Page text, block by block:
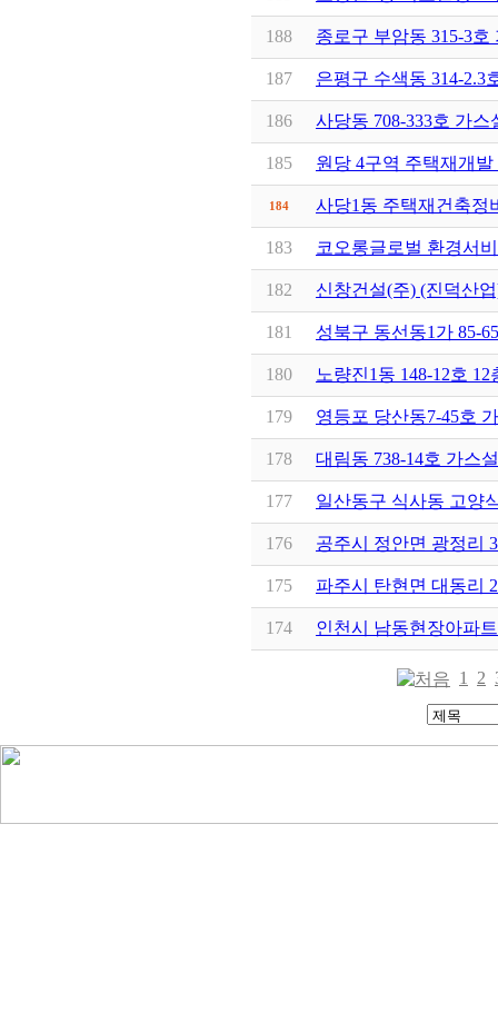
188 종로구 부암동 315-3호
187 은평구 수색동 314-2.3
186 사당동 708-333호 가스
185 원당 4구역 주택재개
184 사당1동 주택재건축정
183 코오롱글로벌 환경서
182 신창건설(주) (진덕산
181 성북구 동선동1가 85-
180 노량진1동 148-12호
179 영등포 당산동7-45호
178 대림동 738-14호 가스
177 일산동구 식사동 고양
176 공주시 정안면 광정리
175 파주시 탄현면 대동리
174 인천시 남동현장아파
1 2